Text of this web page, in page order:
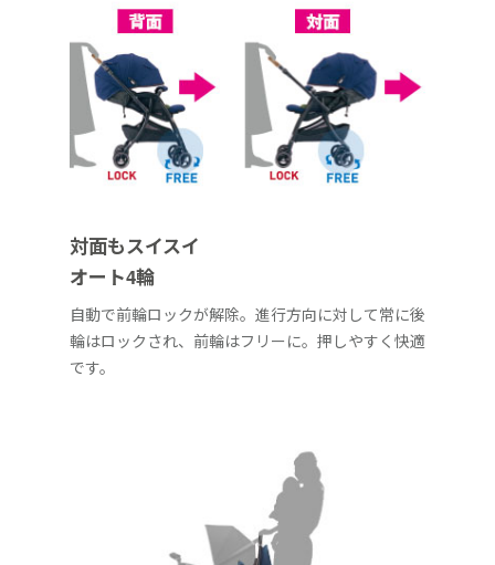
対面もスイスイ
オート4輪
自動で前輪ロックが解除。進行方向に対して常に後
輪はロックされ、前輪はフリーに。押しやすく快適
です。